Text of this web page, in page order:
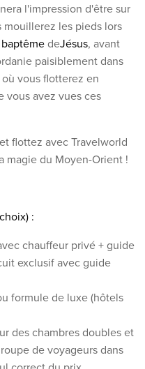
l'impression d'être sur
mouillerez les pieds lors
deJésus, avant
paisiblement dans
où vous flotterez en
vous avez vues ces
flottez avec Travelworld
magie du Moyen-Orient !
:
chauffeur privé + guide
exclusif avec guide
formule de luxe (hôtels
des chambres doubles et
de voyageurs dans